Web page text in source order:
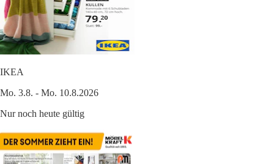
IKEA
Mo. 3.8. - Mo. 10.8.2026
Nur noch heute gültig